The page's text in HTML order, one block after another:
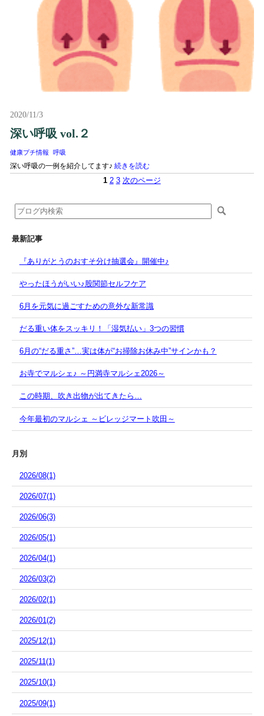
2020/11/3
深い呼吸 vol.２
健康プチ情報 呼吸
深い呼吸の一例を紹介してます♪ 続きを読む
1 2 3 次のページ
最新記事
『ありがとうのおすそ分け抽選会』開催中♪
やったほうがいい♪股関節セルフケア
6月を元気に過ごすための意外な新常識
だる重い体をスッキリ！「湿気払い」3つの習慣
6月の“だる重さ”…実は体が“お掃除お休み中”サインかも？
お寺でマルシェ♪ ～円満寺マルシェ2026～
この時期、吹き出物が出てきたら…
今年最初のマルシェ ～ビレッジマート吹田～
月別
2026/08(1)
2026/07(1)
2026/06(3)
2026/05(1)
2026/04(1)
2026/03(2)
2026/02(1)
2026/01(2)
2025/12(1)
2025/11(1)
2025/10(1)
2025/09(1)